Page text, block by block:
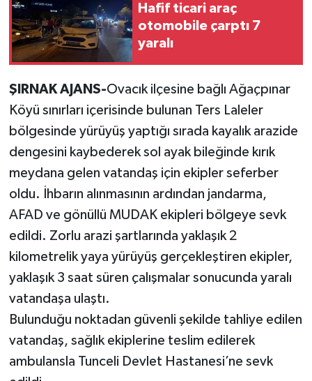
Hafif ticari araç
otomobile çarptı 7
yaralı
ŞIRNAK AJANS-Ovacık ilçesine bağlı Ağaçpınar
Köyü sınırları içerisinde bulunan Ters Laleler
bölgesinde yürüyüş yaptığı sırada kayalık arazide
dengesini kaybederek sol ayak bileğinde kırık
meydana gelen vatandaş için ekipler seferber
oldu. İhbarın alınmasının ardından jandarma,
AFAD ve gönüllü MUDAK ekipleri bölgeye sevk
edildi. Zorlu arazi şartlarında yaklaşık 2
kilometrelik yaya yürüyüş gerçekleştiren ekipler,
yaklaşık 3 saat süren çalışmalar sonucunda yaralı
vatandaşa ulaştı.
Bulunduğu noktadan güvenli şekilde tahliye edilen
vatandaş, sağlık ekiplerine teslim edilerek
ambulansla Tunceli Devlet Hastanesi’ne sevk